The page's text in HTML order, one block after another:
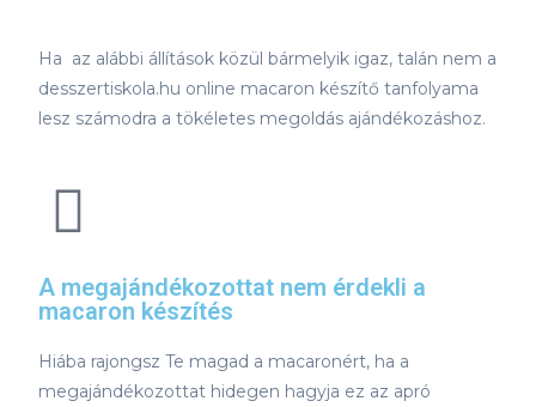
Ha az alábbi állítások közül bármelyik igaz, talán nem a
desszertiskola.hu online macaron készítő tanfolyama
lesz számodra a tökéletes megoldás ajándékozáshoz.
A megajándékozottat nem érdekli a
macaron készítés
Hiába rajongsz Te magad a macaronért, ha a
megajándékozottat hidegen hagyja ez az apró